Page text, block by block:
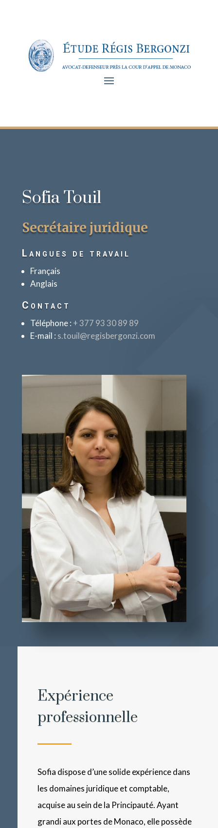
Sofia Touil
Secrétaire juridique
Langues de travail
Français
Anglais
Contact
Téléphone : + 377 93 30 89 89
E-mail : s.touil@regisbergonzi.com
Expérience
professionnelle
Sofia dispose d’une solide expérience dans
les domaines juridique et comptable,
acquise au sein de la Principauté. Ayant
grandi aux portes de Monaco, elle possède